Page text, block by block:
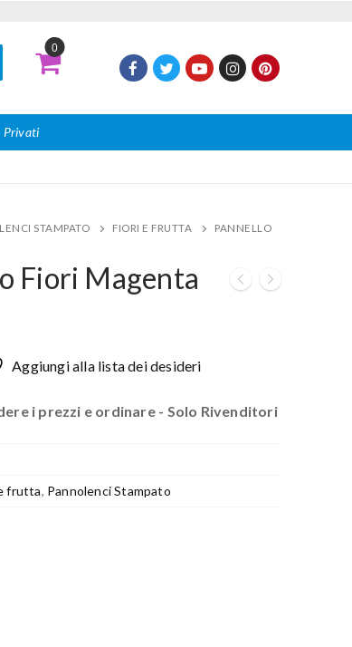
0
Privati
STAMPATO FIORI E FRUTTA
PANNELLO
Fiori Magenta
Aggiungi alla lista dei desideri
i prezzi e ordinare - Solo Rivenditori
frutta, Pannolenci Stampato